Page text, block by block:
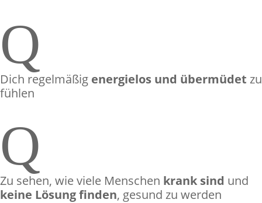
Q
Dich regelmäßig energielos und übermüdet zu
fühlen
Q
Zu sehen, wie viele Menschen krank sind und
keine Lösung finden, gesund zu werden